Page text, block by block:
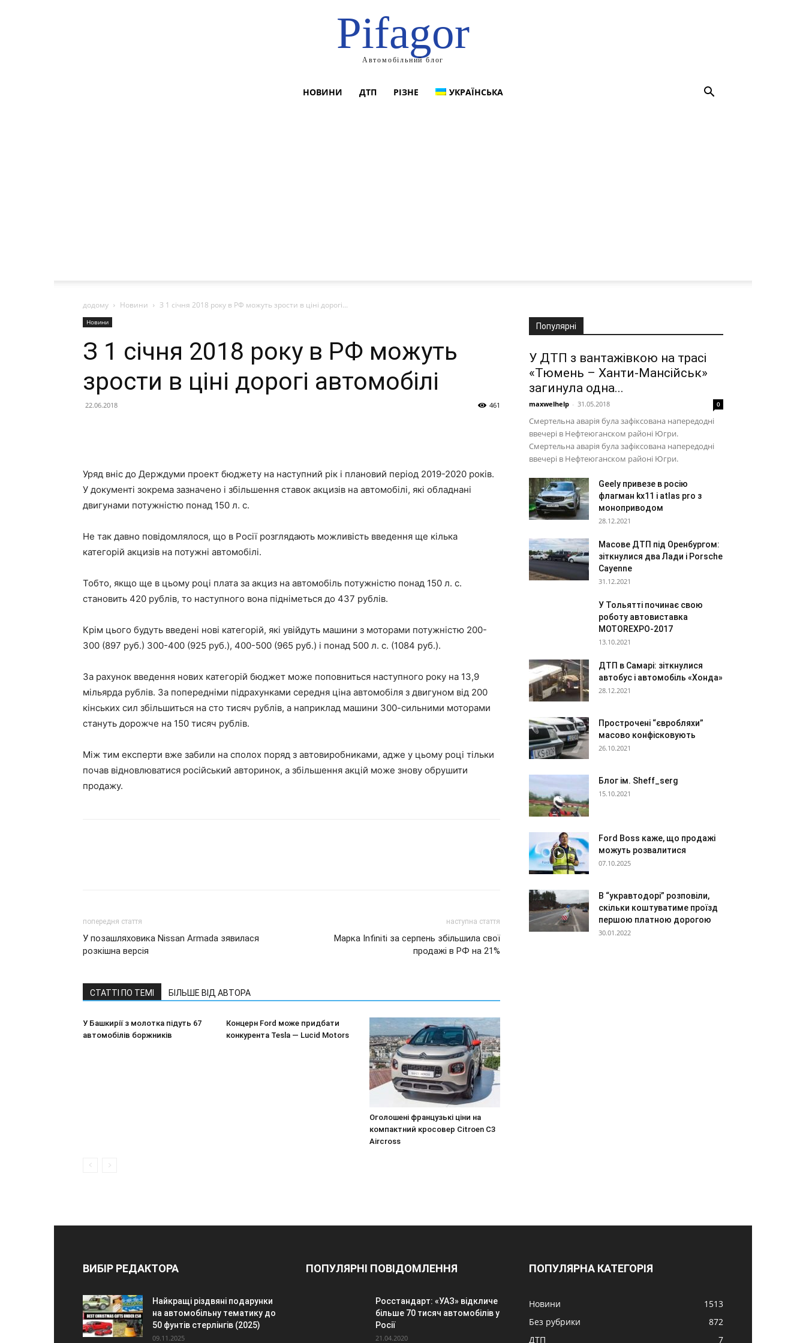
Pifagor
Автомобільний блог
НОВИНИ ДТП РІЗНЕ УКРАЇНСЬКА
додому Новини З 1 січня 2018 року в РФ можуть зрости в ціні дорогі...
Новини
З 1 січня 2018 року в РФ можуть
зрости в ціні дорогі автомобілі
22.06.2018 461
Уряд вніс до Держдуми проект бюджету на наступний рік і плановий період 2019-2020 років.
У документі зокрема зазначено і збільшення ставок акцизів на автомобілі, які обладнані
двигунами потужністю понад 150 л. с.
Не так давно повідомлялося, що в Росії розглядають можливість введення ще кілька
категорій акцизів на потужні автомобілі.
Тобто, якщо ще в цьому році плата за акциз на автомобіль потужністю понад 150 л. с.
становить 420 рублів, то наступного вона підніметься до 437 рублів.
Крім цього будуть введені нові категорій, які увійдуть машини з моторами потужністю 200-
300 (897 руб.) 300-400 (925 руб.), 400-500 (965 руб.) і понад 500 л. с. (1084 руб.).
За рахунок введення нових категорій бюджет може поповниться наступного року на 13,9
мільярда рублів. За попередніми підрахунками середня ціна автомобіля з двигуном від 200
кінських сил збільшиться на сто тисяч рублів, а наприклад машини 300-сильними моторами
стануть дорожче на 150 тисяч рублів.
Між тим експерти вже забили на сполох поряд з автовиробниками, адже у цьому році тільки
почав відновлюватися російський авторинок, а збільшення акцій може знову обрушити
продажу.
попередня стаття
У позашляховика Nissan Armada зявилася
розкішна версія
наступна стаття
Марка Infiniti за серпень збільшила свої
продажі в РФ на 21%
СТАТТІ ПО ТЕМІ БІЛЬШЕ ВІД АВТОРА
У Башкирії з молотка підуть 67
автомобілів боржників
Концерн Ford може придбати
конкурента Tesla — Lucid Motors
Оголошені французькі ціни на
компактний кросовер Citroen C3
Aircross
Популярні
У ДТП з вантажівкою на трасі
«Тюмень – Ханти-Мансійськ»
загинула одна...
maxwelhelp - 31.05.2018 0
Смертельна аварія була зафіксована напередодні
ввечері в Нефтеюганском районі Югри.
Смертельна аварія була зафіксована напередодні
ввечері в Нефтеюганском районі Югри.
Geely привезе в росію
флагман kx11 і atlas pro з
моноприводом
28.12.2021
Масове ДТП під Оренбургом:
зіткнулися два Лади і Porsche
Cayenne
31.12.2021
У Тольятті починає свою
роботу автовиставка
MOTOREXPO-2017
13.10.2021
ДТП в Самарі: зіткнулися
автобус і автомобіль «Хонда»
28.12.2021
Прострочені “євробляхи”
масово конфісковують
26.10.2021
Блог ім. Sheff_serg
15.10.2021
Ford Boss каже, що продажі
можуть розвалитися
07.10.2025
В “укравтодорі” розповіли,
скільки коштуватиме проїзд
першою платною дорогою
30.01.2022
ВИБІР РЕДАКТОРА
Найкращі різдвяні подарунки
на автомобільну тематику до
50 фунтів стерлінгів (2025)
09.11.2025
ПОПУЛЯРНІ ПОВІДОМЛЕННЯ
Росстандарт: «УАЗ» відкличе
більше 70 тисяч автомобілів у
Росії
21.04.2020
ПОПУЛЯРНА КАТЕГОРІЯ
Новини
1513
Без рубрики
872
ДТП
7